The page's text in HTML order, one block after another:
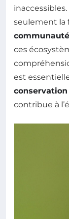
seulement la
ces
est
conservation
contribue à